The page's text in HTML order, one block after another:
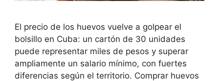
El precio de los huevos vuelve a golpear el
bolsillo en Cuba: un cartón de 30 unidades
puede representar miles de pesos y superar
ampliamente un salario mínimo, con fuertes
diferencias según el territorio. Comprar huevos